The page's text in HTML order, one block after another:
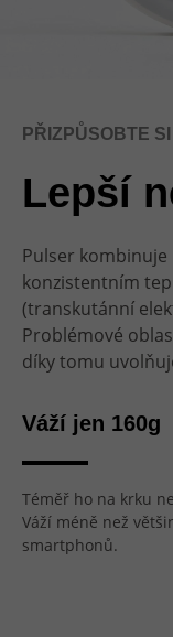
PŘIZPŮSOBTE
Lepší
Pulser
konzistentním
(transkutánní
Problémové
díky tomu
Váží jen 160g
Téměř ho na krku
Váží méně než
smartphonů.